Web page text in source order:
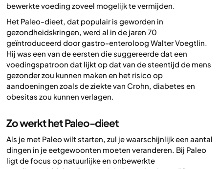
bewerkte voeding zoveel mogelijk te vermijden.
Het Paleo-dieet, dat populair is geworden in
gezondheidskringen, werd al in de jaren 70
geïntroduceerd door gastro-enteroloog Walter Voegtlin.
Hij was een van de eersten die suggereerde dat een
voedingspatroon dat lijkt op dat van de steentijd de mens
gezonder zou kunnen maken en het risico op
aandoeningen zoals de ziekte van Crohn, diabetes en
obesitas zou kunnen verlagen.
Zo werkt het Paleo-dieet
Als je met Paleo wilt starten, zul je waarschijnlijk een aantal
dingen in je eetgewoonten moeten veranderen. Bij Paleo
ligt de focus op natuurlijke en onbewerkte